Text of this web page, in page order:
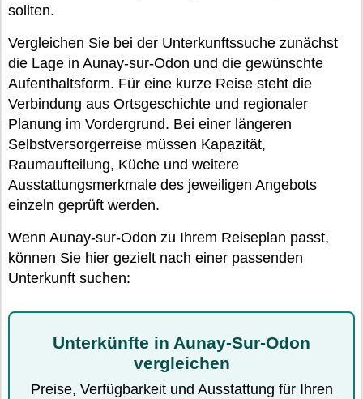
sollten.
Vergleichen Sie bei der Unterkunftssuche zunächst
die Lage in Aunay-sur-Odon und die gewünschte
Aufenthaltsform. Für eine kurze Reise steht die
Verbindung aus Ortsgeschichte und regionaler
Planung im Vordergrund. Bei einer längeren
Selbstversorgerreise müssen Kapazität,
Raumaufteilung, Küche und weitere
Ausstattungsmerkmale des jeweiligen Angebots
einzeln geprüft werden.
Wenn Aunay-sur-Odon zu Ihrem Reiseplan passt,
können Sie hier gezielt nach einer passenden
Unterkunft suchen:
Unterkünfte in Aunay-Sur-Odon
vergleichen
Preise, Verfügbarkeit und Ausstattung für Ihren